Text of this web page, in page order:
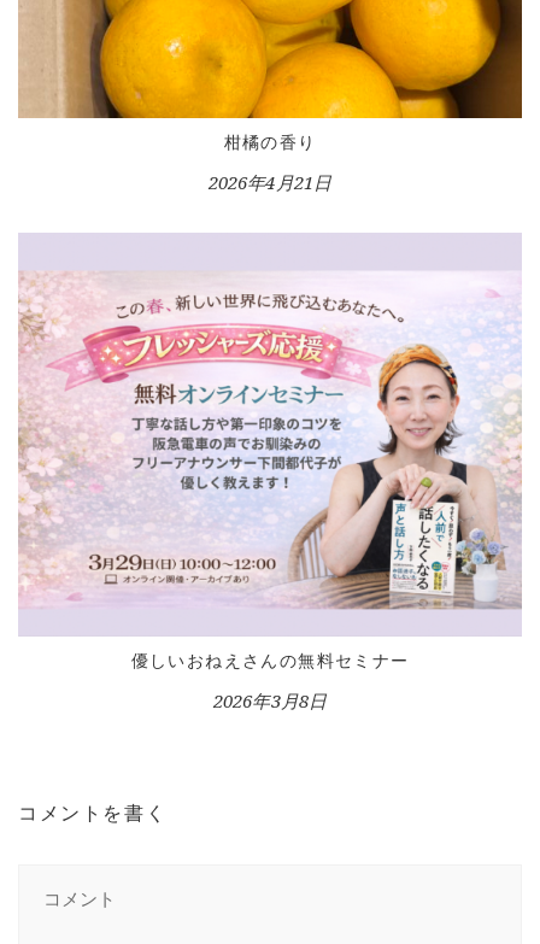
柑橘の香り
2026年4月21日
優しいおねえさんの無料セミナー
2026年3月8日
コメントを書く